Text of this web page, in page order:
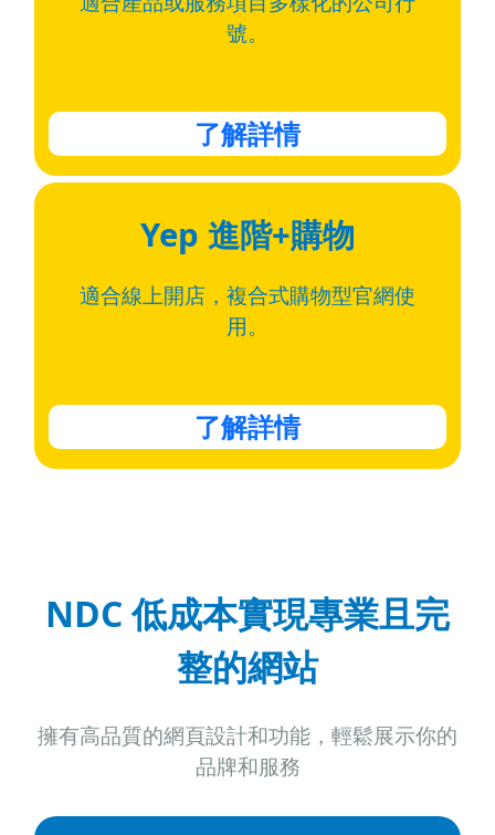
號。
了解詳情
Yep 進階+購物
適合線上開店， 複合式購物型官網使
用。
了解詳情
NDC 低成本實現專業且完
整的網站
擁有高品質的網頁設計和功能，輕鬆展示你的
品牌和服務